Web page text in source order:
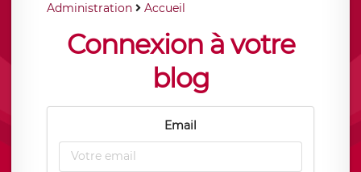
Administration Accueil
Connexion à votre
blog
Email